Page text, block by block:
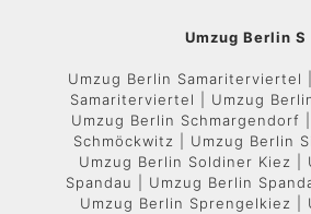
Umzug Berlin S
Umzug Berlin Samariterviertel
Samariterviertel | Umzug
Umzug Berlin Schmargendorf
Schmöckwitz | Umzug Berlin
Umzug Berlin Soldiner Kiez |
Spandau | Umzug Berlin
Umzug Berlin Sprengelkiez |